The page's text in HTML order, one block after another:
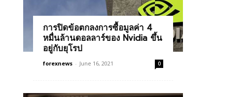
การปิดข้อตกลงการซื้อมูลค่า 4
หมื่นล้านดอลลาร์ของ Nvidia ขึ้น
อยู่กับยุโรป
forexnews - June 16, 2021 0